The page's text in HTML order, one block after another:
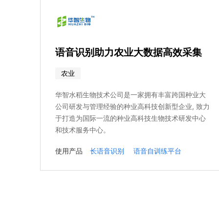
语音识别助力农业大数据高效采集
农业
华智水稻生物技术公司是一家拥有丰富跨国种业大
公司研发与管理经验的种业高科技创新型企业, 致力
于打造为国际一流的种业高科技生物技术研发中心
和技术服务中心。
使用产品 长语音识别 语音自训练平台